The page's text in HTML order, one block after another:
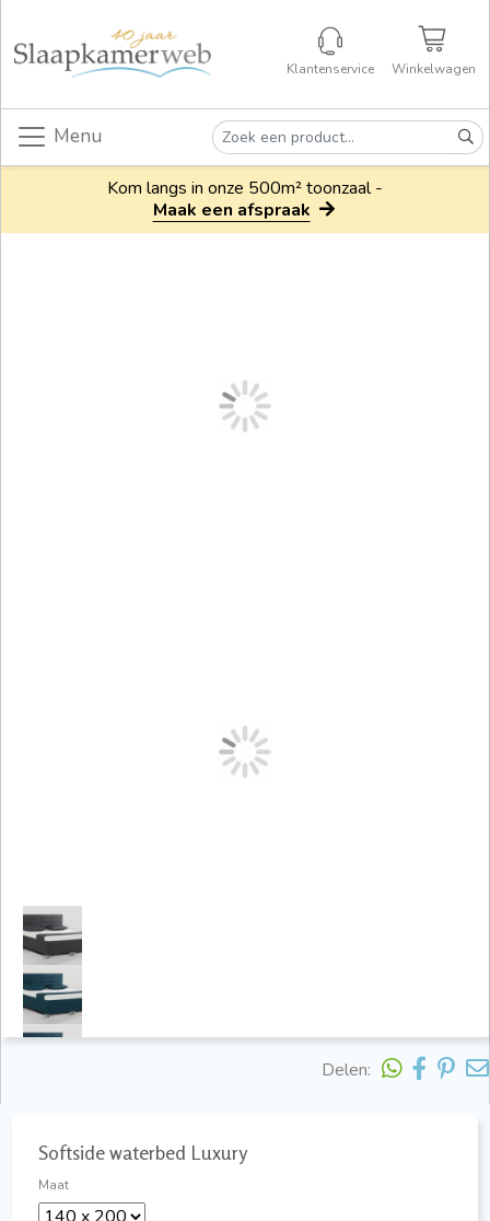
Klantenservice Winkelwagen
Menu
Kom langs in onze 500m² toonzaal -
Maak een afspraak
Delen:
Softside waterbed Luxury
Maat